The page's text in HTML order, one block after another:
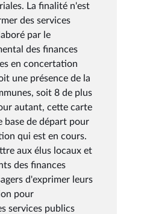
La finalité n'est
des services
par le
des finances
en concertation
une présence de la
soit 8 de plus
autant, cette carte
base de départ pour
qui est en cours.
aux élus locaux et
des finances
d'exprimer leurs
pour
services publics